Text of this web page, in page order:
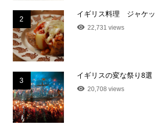
2
イギリス料理 ジャケッ
22,731 views
3
イギリスの変な祭り8選
20,708 views